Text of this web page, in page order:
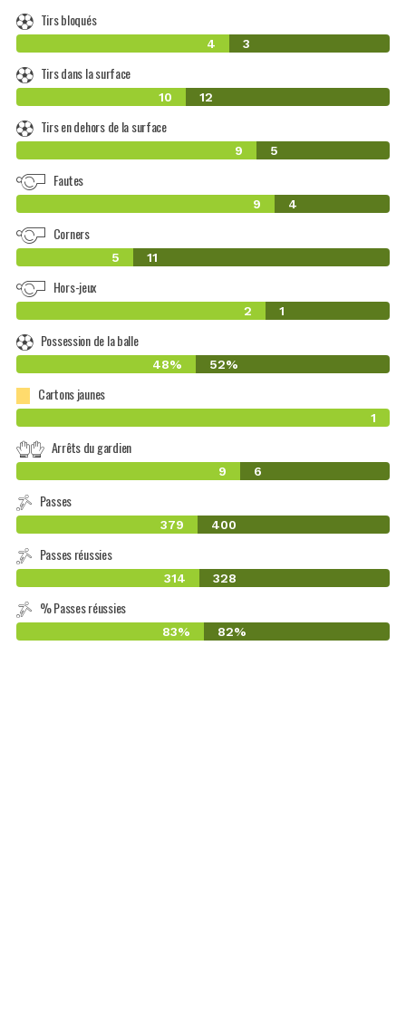
Tirs bloqués
4 3
Tirs dans la surface
10 12
Tirs en dehors de la surface
9 5
Fautes
9 4
Corners
5 11
Hors-jeux
2 1
Possession de la balle
48% 52%
Cartons jaunes
1
Arrêts du gardien
9 6
Passes
379 400
Passes réussies
314 328
% Passes réussies
83% 82%